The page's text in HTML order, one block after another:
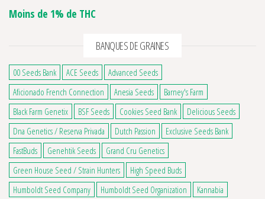
Moins de 1% de THC
BANQUES DE GRAINES
00 Seeds Bank ACE Seeds
Advanced Seeds
Aficionado French Connection
Anesia Seeds
Barney's Farm
Black Farm Genetix
BSF Seeds Cookies Seed Bank
Delicious Seeds
Dna Genetics / Reserva Privada
Dutch Passion
Exclusive Seeds Bank
FastBuds
Genehtik Seeds
Grand Cru Genetics
Green House Seed / Strain Hunters
High Speed Buds
Humboldt Seed Company
Humboldt Seed Organization
Kannabia